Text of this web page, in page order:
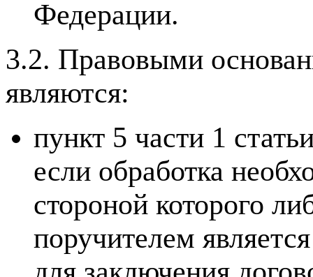
Федерации.
3.2. Правовыми
являются:
пункт 5 части 1
если обработка
стороной которого
поручителем